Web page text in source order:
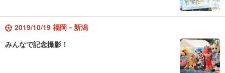
2019/10/19 福岡－新潟
みんなで記念撮影！